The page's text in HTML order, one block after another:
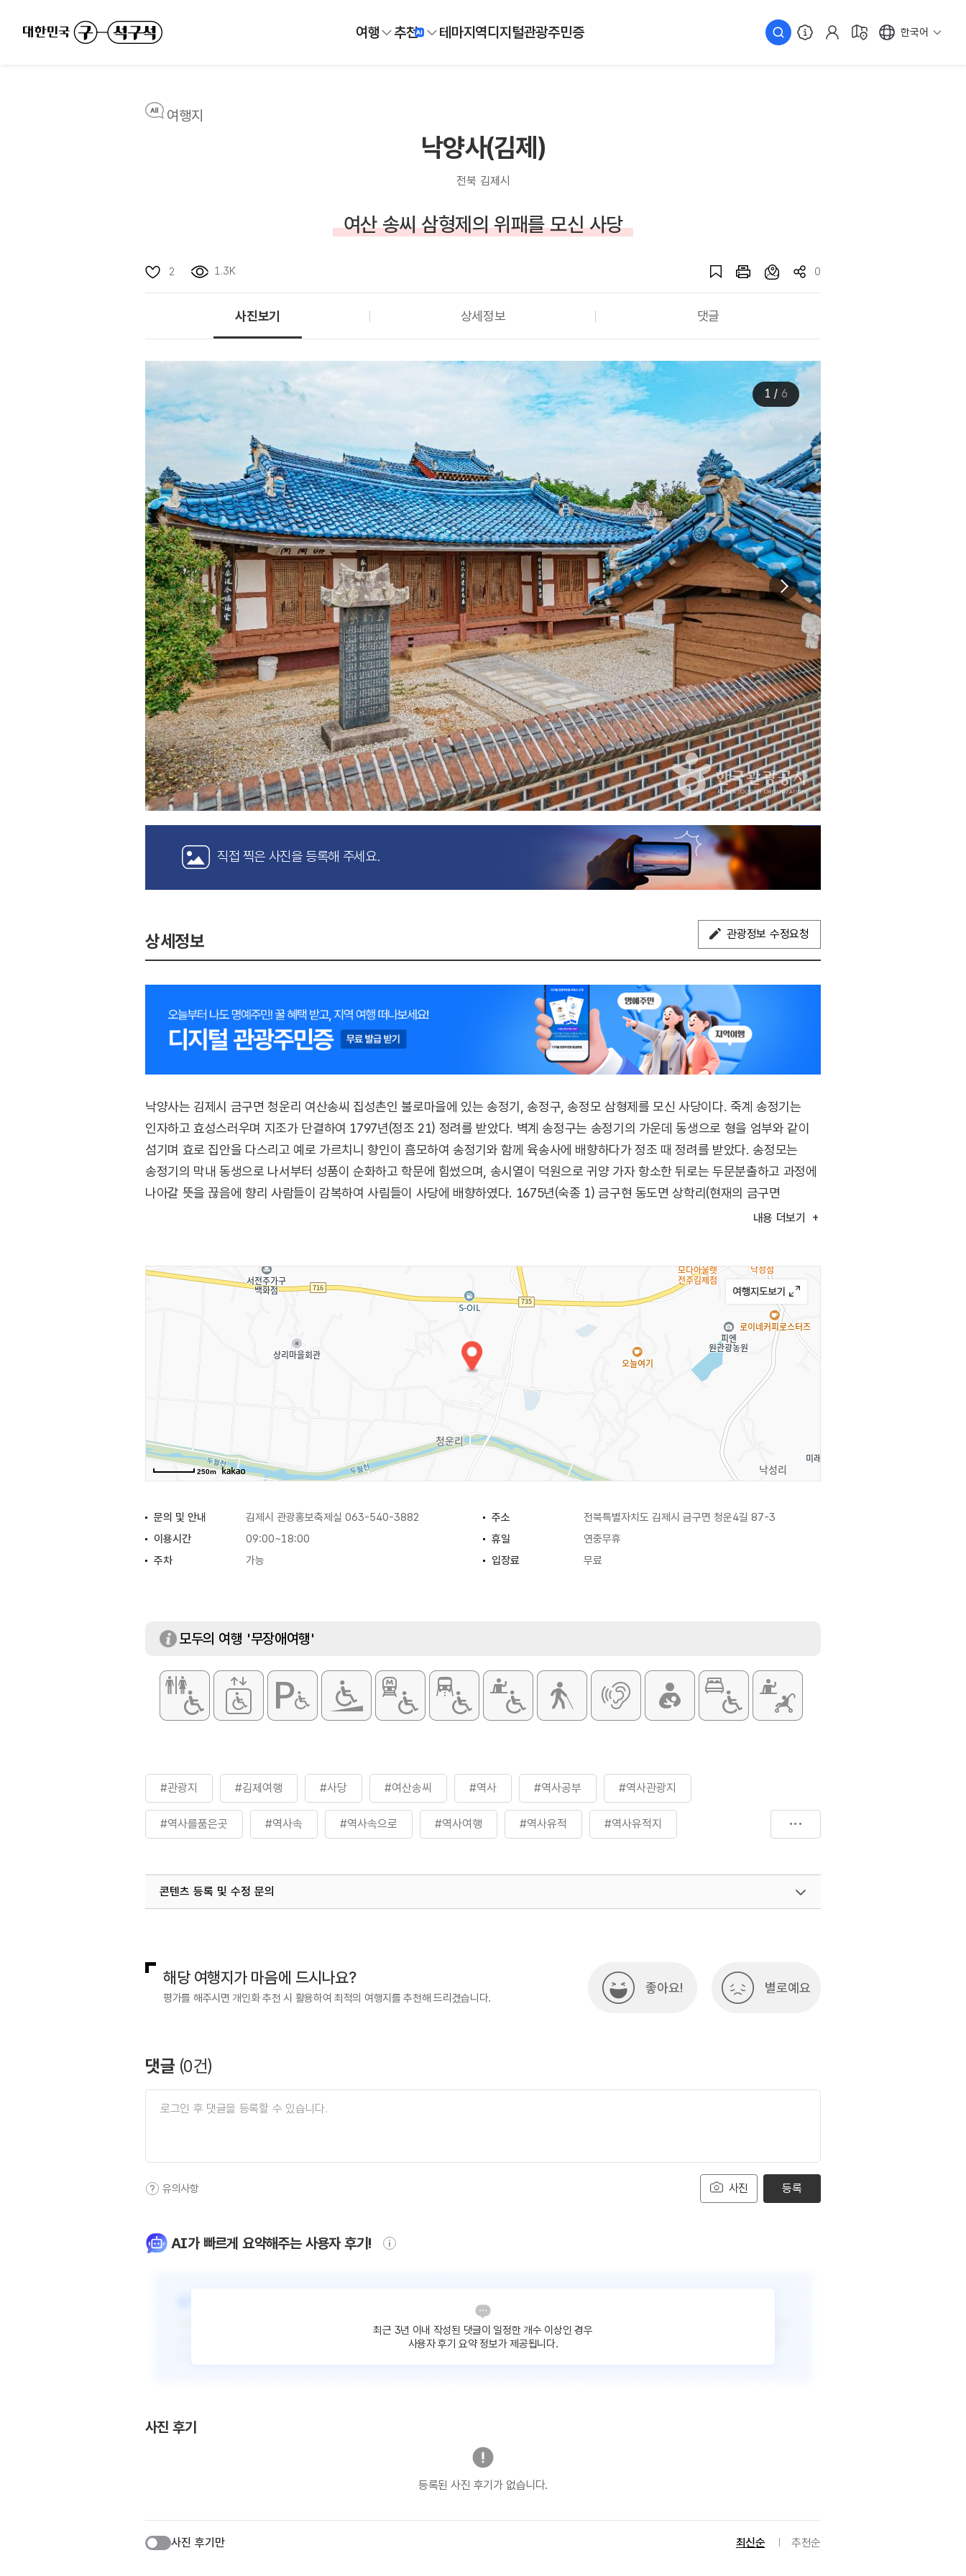
여행 추천 테마지역디지털관광주민증 한국어
여행지
낙양사(김제)
전북 김제시
여산 송씨 삼형제의 위패를 모신 사당
2 1.3K 0
사진보기 상세정보 댓글
1 / 6
직접 찍은 사진을 등록해 주세요.
상세정보 관광정보 수정요청
낙양사는 김제시 금구면 청운리 여산송씨 집성촌인 불로마을에 있는 송정기, 송정구, 송정모 삼형제를 모신 사당이다. 죽계 송정기는
인자하고 효성스러우며 지조가 단결하여 1797년(정조 21) 정려를 받았다. 벽계 송정구는 송정기의 가운데 동생으로 형을 엄부와 같이
섬기며 효로 집안을 다스리고 예로 가르치니 향인이 흠모하여 송정기와 함께 육송사에 배향하다가 정조 때 정려를 받았다. 송정모는
송정기의 막내 동생으로 나서부터 성품이 순화하고 학문에 힘썼으며, 송시열이 덕원으로 귀양 가자 항소한 뒤로는 두문분출하고 과정에
나아갈 뜻을 끊음에 향리 사람들이 감복하여 사림들이 사당에 배향하였다. 1675년(숙종 1) 금구현 동도면 상학리(현재의 금구면
금구리)에 학천사를 창건하여 위패를 모셨으나, 화재로 소실되어 금구현 수류면 거야(현재의 금구면 삼봉리 거야마을)에 있는 육송사로
내용 더보기
250m
문의 및 안내 김제시 관광홍보축제실 063-540-3882 주소
전북특별자치도 김제시 금구면 청운4길 87-3
이용시간
09:00~18:00 휴일
연중무휴
주차
가능 입장료 무료
모두의 여행 '무장애여행'
#관광지 #김제여행 #사당 #여산송씨 #역사 #역사공부 #역사관광지
#역사를품은곳 #역사속 #역사속으로 #역사여행 #역사유적 #역사유적지
콘텐츠 등록 및 수정 문의
해당 여행지가 마음에 드시나요?
평가를 해주시면 개인화 추천 시 활용하여 최적의 여행지를 추천해 드리겠습니다.
좋아요! 별로예요
댓글 (0건)
사진
유의사항 등록
AI가 빠르게 요약해주는 사용자 후기!
최근 3년 이내 작성된 댓글이 일정한 개수 이상인 경우
사용자 후기 요약 정보가 제공됩니다.
사진 후기
등록된 사진 후기가 없습니다.
사진 후기만 최신순 추천순